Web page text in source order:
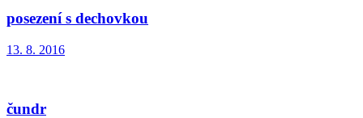
posezení s dechovkou
13. 8. 2016
čundr